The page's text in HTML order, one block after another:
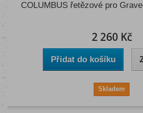
COLUMBUS řetězové pro
2 260 Kč
Přidat do košíku
Skladem